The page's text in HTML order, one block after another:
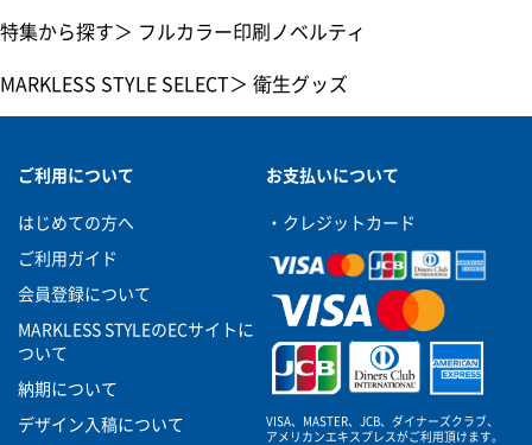
特集から探す＞ フルカラー印刷ノベルティ
MARKLESS STYLE SELECT＞ 衛生グッズ
ご利用について
はじめての方へ
ご利用ガイド
会員登録について
MARKLESS STYLEのECサイトに
ついて
納期について
デザイン入稿について
お支払いについて
・クレジットカード
VISA、MASTER、JCB、ダイナーズクラブ、
アメリカンエキスプレスがご利用頂けます。